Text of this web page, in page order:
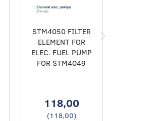
STM4050 FILTER
ELEMENT FOR
ELEC. FUEL PUMP
FOR STM4049
118,00
(118,00)